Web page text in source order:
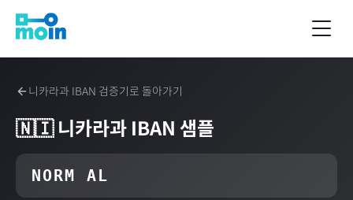
니카라과 IBAN 검증기로 돌아가기
🇳🇮 니카라과 IBAN 샘플
NORM AL